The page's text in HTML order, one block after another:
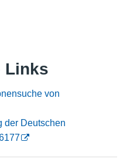
Links
von
der Deutschen